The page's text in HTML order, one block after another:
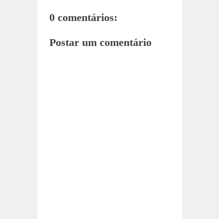
0 comentários:
Postar um comentário